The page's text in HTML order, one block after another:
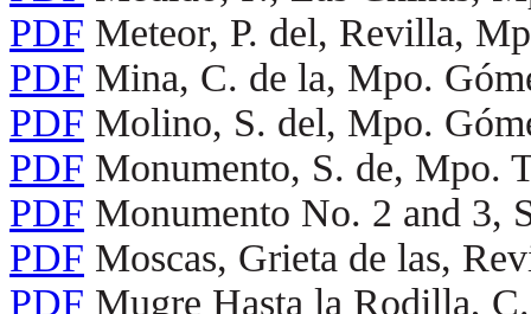
PDF Meteor, P. del, Revilla,
PDF Mina, C. de la, Mpo.
PDF Molino, S. del, Mpo.
PDF Monumento, S. de, Mpo.
PDF Monumento No. 2 and 3,
PDF Moscas, Grieta de las,
PDF Mugre Hasta la Rodilla,